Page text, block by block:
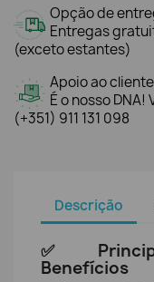
Opção de
Entregas
(exceto estantes)
Apoio ao
É o nosso
(+351) 911 131 098
Descrição
✅
Benefícios